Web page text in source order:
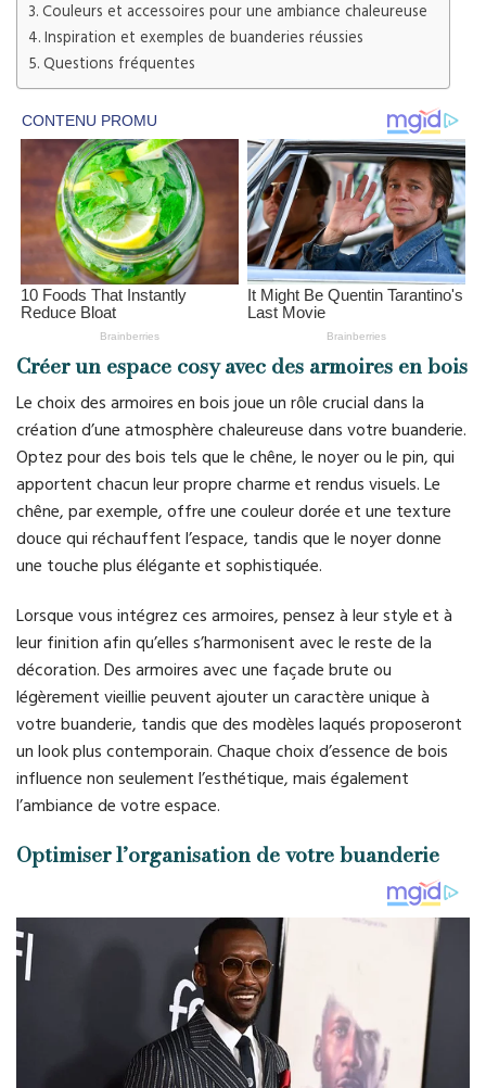
Couleurs et accessoires pour une ambiance chaleureuse
Inspiration et exemples de buanderies réussies
Questions fréquentes
Créer un espace cosy avec des armoires en bois
Le choix des armoires en bois joue un rôle crucial dans la
création d’une atmosphère chaleureuse dans votre buanderie.
Optez pour des bois tels que le chêne, le noyer ou le pin, qui
apportent chacun leur propre charme et rendus visuels. Le
chêne, par exemple, offre une couleur dorée et une texture
douce qui réchauffent l’espace, tandis que le noyer donne
une touche plus élégante et sophistiquée.
Lorsque vous intégrez ces armoires, pensez à leur style et à
leur finition afin qu’elles s’harmonisent avec le reste de la
décoration. Des armoires avec une façade brute ou
légèrement vieillie peuvent ajouter un caractère unique à
votre buanderie, tandis que des modèles laqués proposeront
un look plus contemporain. Chaque choix d’essence de bois
influence non seulement l’esthétique, mais également
l’ambiance de votre espace.
Optimiser l’organisation de votre buanderie